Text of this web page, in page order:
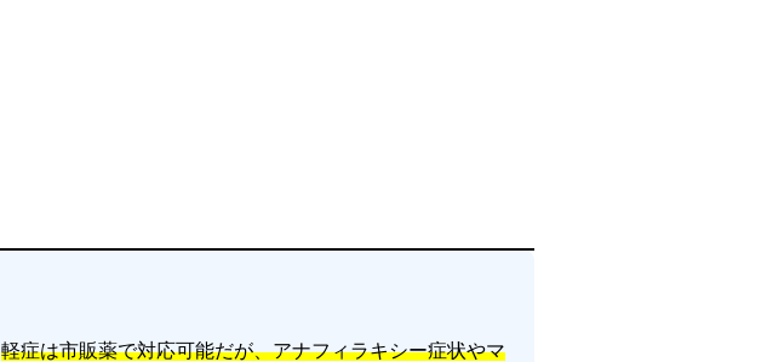
軽症は市販薬で対応可能だが、アナフィラキシー症状やマ